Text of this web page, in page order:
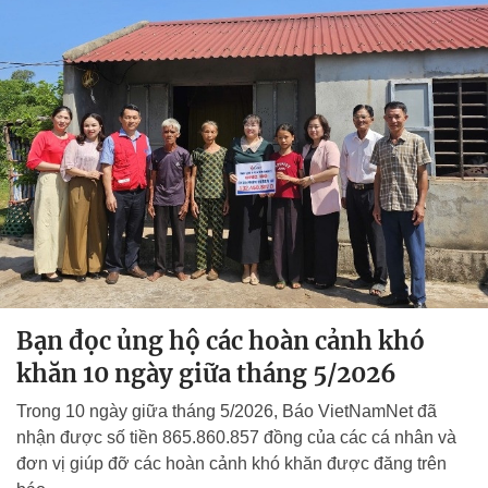
Bạn đọc ủng hộ các hoàn cảnh khó
khăn 10 ngày giữa tháng 5/2026
Trong 10 ngày giữa tháng 5/2026, Báo VietNamNet đã
nhận được số tiền 865.860.857 đồng của các cá nhân và
đơn vị giúp đỡ các hoàn cảnh khó khăn được đăng trên